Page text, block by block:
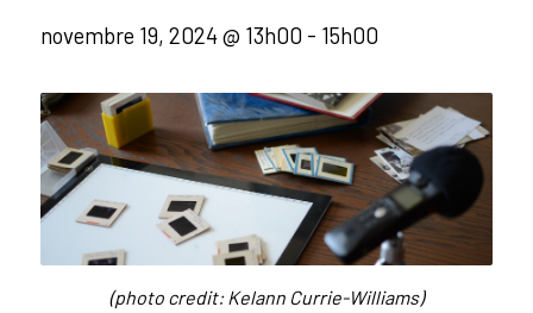
novembre 19, 2024 @ 13h00 - 15h00
(photo credit: Kelann Currie-Williams)